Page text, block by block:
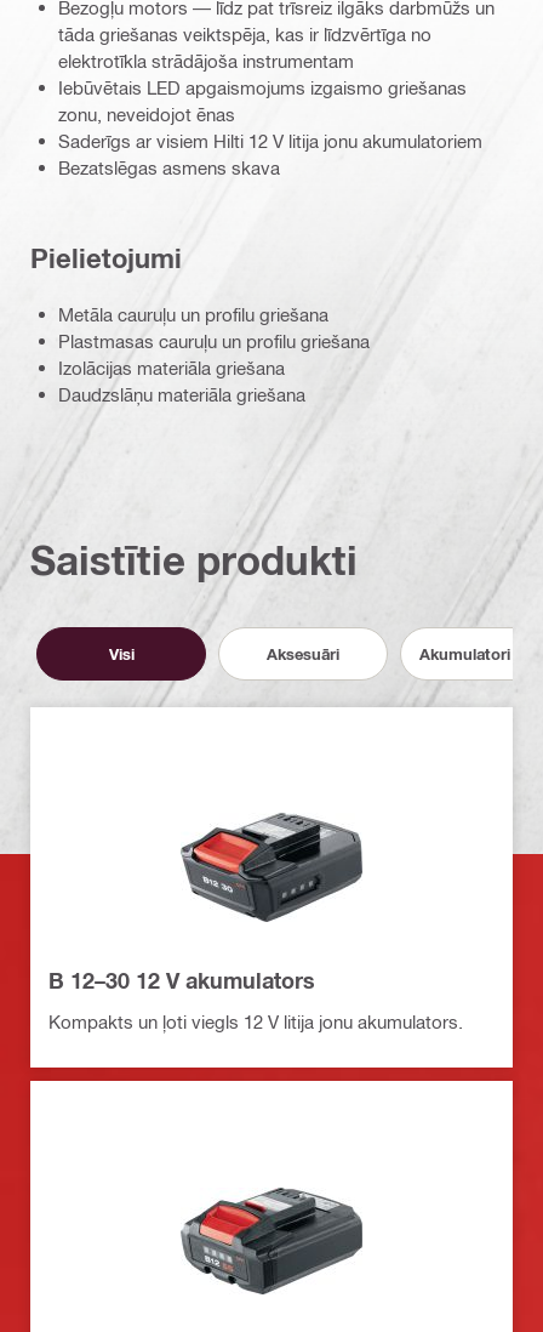
Bezogļu motors — līdz pat trīsreiz ilgāks darbmūžs un
tāda griešanas veiktspēja, kas ir līdzvērtīga no
elektrotīkla strādājoša instrumentam
Iebūvētais LED apgaismojums izgaismo griešanas
zonu, neveidojot ēnas
Saderīgs ar visiem Hilti 12 V litija jonu akumulatoriem
Bezatslēgas asmens skava
Pielietojumi
Metāla cauruļu un profilu griešana
Plastmasas cauruļu un profilu griešana
Izolācijas materiāla griešana
Daudzslāņu materiāla griešana
Saistītie produkti
Visi Aksesuāri Akumulatori un
B 12–30 12 V akumulators
Kompakts un ļoti viegls 12 V litija jonu akumulators.